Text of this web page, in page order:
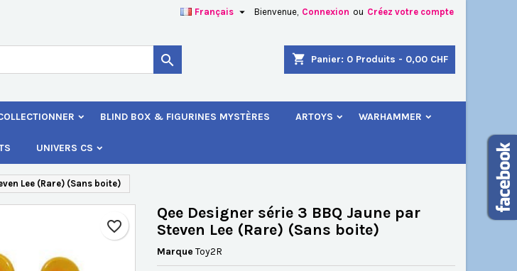
Bienvenue, Connexion ou Créez votre compte
Français 
shopping_cart Panier: 0 Produits - 0,00 CHF

BLIND BOX & FIGURINES MYSTÈRES ARTOYS WARHAMMER
UNIVERS CS
Lee (Rare) (Sans boite)
favorite_border
Qee Designer série 3 BBQ Jaune par
Steven Lee (Rare) (Sans boite)
Marque Toy2R
ajouter des produits à votre liste d'envies.
Annuler Connexion